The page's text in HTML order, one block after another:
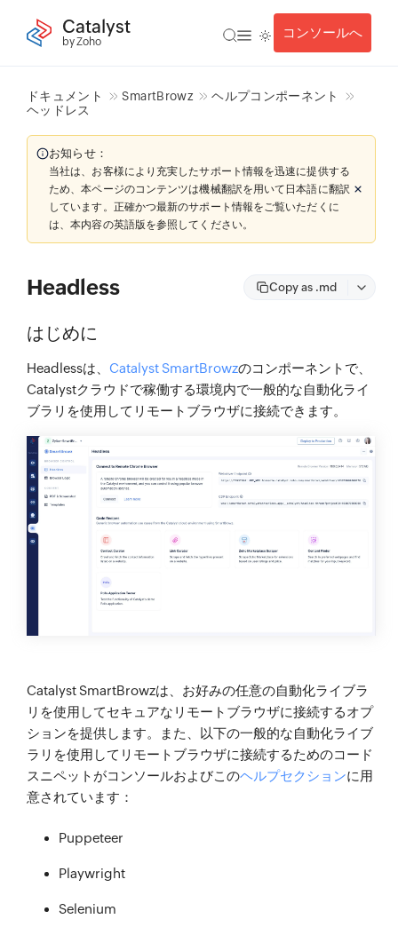
Catalyst
by Zoho
コンソールへ
ドキュメント SmartBrowz
ヘルプコンポーネント
ヘッドレス
お知らせ：
当社は、お客様により充実したサポート情報を迅速に提供する
ため、本ページのコンテンツは機械翻訳を用いて日本語に翻訳
しています。正確かつ最新のサポート情報をご覧いただくに
は、本内容の英語版を参照してください。
Headless Copy as .md
はじめに
Headlessは、 Catalyst SmartBrowzのコンポーネントで、
Catalystクラウドで稼働する環境内で一般的な自動化ライ
ブラリを使用してリモートブラウザに接続できます。
Catalyst SmartBrowzは、お好みの任意の自動化ライブラ
リを使用してセキュアなリモートブラウザに接続するオプ
ションを提供します。また、以下の一般的な自動化ライブ
ラリを使用してリモートブラウザに接続するためのコード
スニペットがコンソールおよびこのヘルプセクションに用
意されています：
Puppeteer
Playwright
Selenium